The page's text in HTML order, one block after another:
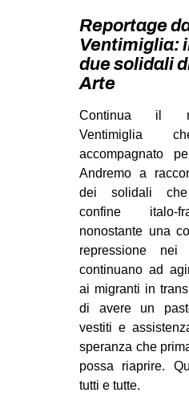
DIRITTO
Reportage
Ventimiglia:
due solidali
Arte
Continua il
accompagnato
Andremo a
dei solidali
confine italo-
nonostante una
repressione nei
continuano ad
ai migranti in
di avere un
vestiti e
speranza che
possa riaprire.
tutti e tutte.